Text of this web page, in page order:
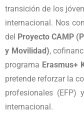
transición de los
internacional. Nos
del Proyecto CAMP
y Movilidad),
programa Erasmus+
pretende reforzar la
profesionales (EFP)
internacional.